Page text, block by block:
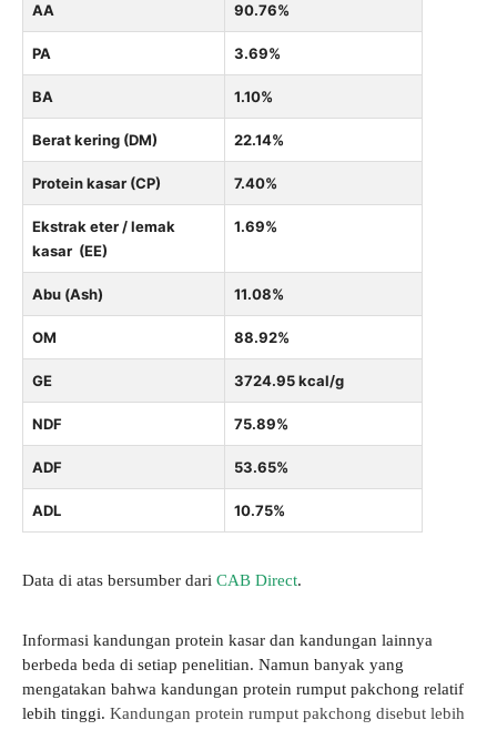
AA 90.76%
PA 3.69%
BA 1.10%
Berat kering (DM) 22.14%
Protein kasar (CP) 7.40%
Ekstrak eter / lemak
kasar (EE)
1.69%
Abu (Ash) 11.08%
OM 88.92%
GE 3724.95 kcal/g
NDF 75.89%
ADF 53.65%
ADL 10.75%
Data di atas bersumber dari CAB Direct.
Informasi kandungan protein kasar dan kandungan lainnya
berbeda beda di setiap penelitian. Namun banyak yang
mengatakan bahwa kandungan protein rumput pakchong relatif
lebih tinggi. Kandungan protein rumput pakchong disebut lebih